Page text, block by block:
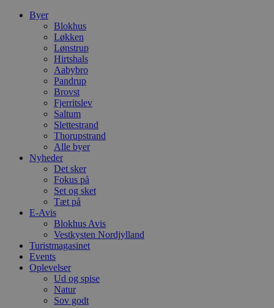
Byer
Blokhus
Løkken
Lønstrup
Hirtshals
Aabybro
Pandrup
Brovst
Fjerritslev
Saltum
Slettestrand
Thorupstrand
Alle byer
Nyheder
Det sker
Fokus på
Set og sket
Tæt på
E-Avis
Blokhus Avis
Vestkysten Nordjylland
Turistmagasinet
Events
Oplevelser
Ud og spise
Natur
Sov godt